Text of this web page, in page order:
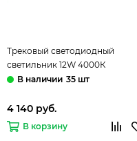
Трековый светодиодный
светильник 12W 4000К
ST455.446.12 чёрный Band ST-
35 шт
4 140 руб.
В корзину